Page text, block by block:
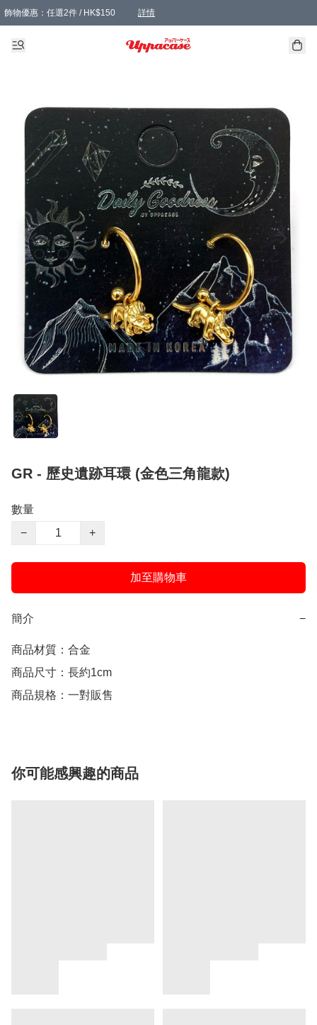
飾物優惠：任選2件 / HK$150 詳情
髮飾優惠：任選2件 / HK$100 詳情
精選襪子優惠：任選3對 / HK$115 詳情
滿額免運：本地訂單滿港幣350元可享免運費優惠
GR - 歷史遺跡耳環 (金色三角龍款)
數量
−
+
加至購物車
簡介 −
商品材質：合金
商品尺寸：長約1cm
商品規格：一對販售
你可能感興趣的商品